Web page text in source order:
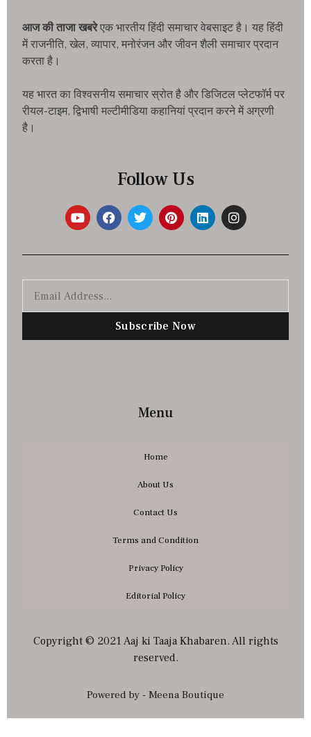
आज की ताजा खबरेएक भारतीय हिंदी समाचार वेबसाइट है। यह हिंदी
में राजनीति, खेल, व्यापार, मनोरंजन और जीवन शैली समाचार प्रदान
करता है।
यह भारत का विश्वसनीय समाचार स्रोत है और डिजिटल प्लेटफॉर्म पर
रीयल-टाइम, द्विभाषी मल्टीमीडिया कहानियां प्रदान करने में अग्रणी
है।
Follow Us
Subscribe Now
Menu
Home
About Us
Contact Us
Terms and Condition
Privacy Policy
Editorial Policy
Copyright © 2021 Aaj ki Taaja Khabaren. All rights
reserved.
Powered by - Meena Boutique